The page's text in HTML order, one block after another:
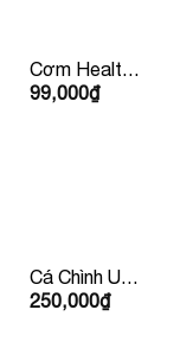
Cơm Healthy
Kèm Nước
99,000₫
Cá Chình Um
Chuối 2
250,000₫